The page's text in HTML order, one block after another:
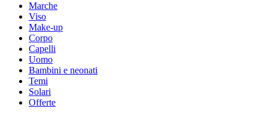
Marche
Viso
Make-up
Corpo
Capelli
Uomo
Bambini e neonati
Temi
Solari
Offerte